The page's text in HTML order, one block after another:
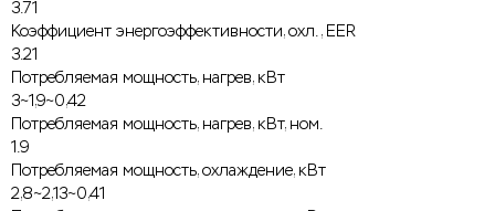
3.71
Коэффициент энергоэффективности, охл., EER
3.21
Потребляемая мощность, нагрев, кВт
3~1,9~0,42
Потребляемая мощность, нагрев, кВт, ном.
1.9
Потребляемая мощность, охлаждение, кВт
2,8~2,13~0,41